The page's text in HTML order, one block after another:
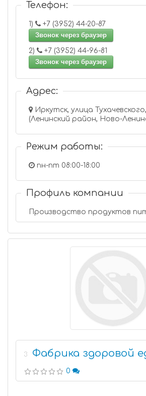
Телефон:
1)
+7 (3952) 44-20-87
Звонок через браузер
2)
+7 (3952) 44-96-81
Звонок через браузер
Адрес:
Иркутск, улица Тухачевского,
(Ленинский район, Ново-
Режим работы:
пн-пт 08:00-18:00
Профиль компании
Производство продуктов
3 Фабрика здоровой
0